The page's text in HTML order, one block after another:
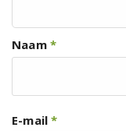
Naam *
E-mail*